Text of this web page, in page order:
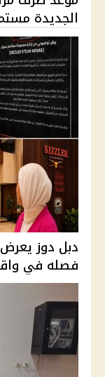
الجديدة مستمرة
دبل دوز
فصله في